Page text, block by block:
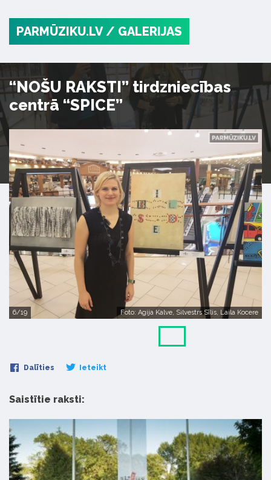
PARMŪZIKU.LV / GALERIJAS
“NOŠU RAKSTI” tirdzniecības
centrā “SPICE”
6/19 Foto: Agija Kalve, Silvestrs Sīlis, Laila Kocere
Dalīties Ieteikt
Saistītie raksti: